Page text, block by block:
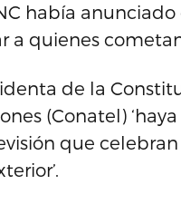
había
a quienes
de la
(Conatel)
que